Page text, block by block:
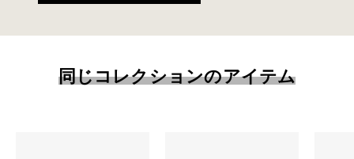
同じコレクションのアイテム